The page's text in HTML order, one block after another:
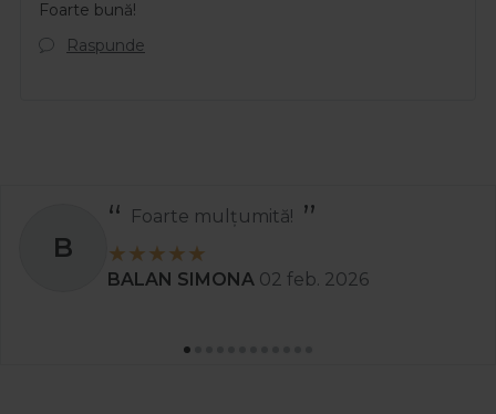
Foarte bună!
Raspunde
S
Recomand
Stanciu Aura Andreea 02 apr. 2025